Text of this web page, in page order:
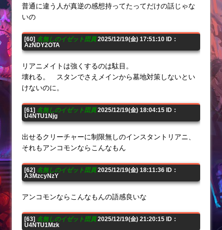
普通に違う人が真逆の感想持ってたってだけの話じゃな
いの
[60] 名無しのイゼット団員2025/12/19(金) 17:51:10 ID：
AzNDY2OTA
リアニメイトは強くするのは駄目。
壊れる。 スタンでさえメインから墓地対策しないとい
けないのに。
[61] 名無しのイゼット団員2025/12/19(金) 18:04:15 ID：
U4NTU1Njg
出せるクリーチャーに制限無しのインスタントリアニ、
それもアンコモンならこんなもん
[62] 名無しのイゼット団員2025/12/19(金) 18:11:36 ID：
A3MzcyNzY
アンコモンならこんなもんの語感良いな
[63] 名無しのイゼット団員2025/12/19(金) 21:20:15 ID：
U4NTU1Mzk